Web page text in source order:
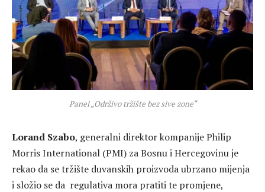
Panel „Održivo tržište bez sive zone“
Lorand Szabo, generalni direktor kompanije Philip
Morris International (PMI) za Bosnu i Hercegovinu je
rekao da se tržište duvanskih proizvoda ubrzano mijenja
i složio se da regulativa mora pratiti te promjene,